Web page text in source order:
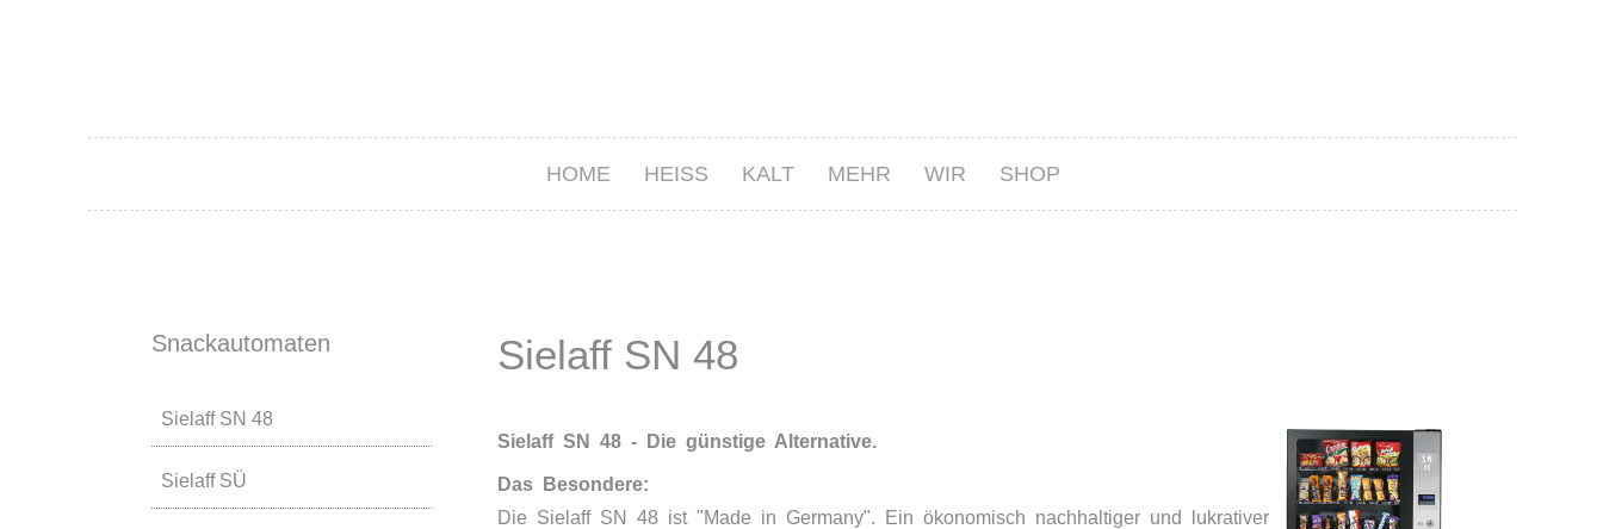
HOME HEISS KALT MEHR WIR SHOP
Snackautomaten
Sielaff SN 48
Sielaff SÜ
Sielaff SN 48
Sielaff SN 48 - Die günstige Alternative.
Das Besondere:
Die Sielaff SN 48 ist "Made in Germany". Ein ökonomisch nachhaltiger und lukrativer